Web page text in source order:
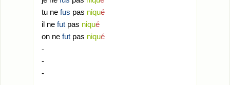
tu ne fus pas niqué
il ne fut pas niqué
on ne fut pas niqué
-
-
-